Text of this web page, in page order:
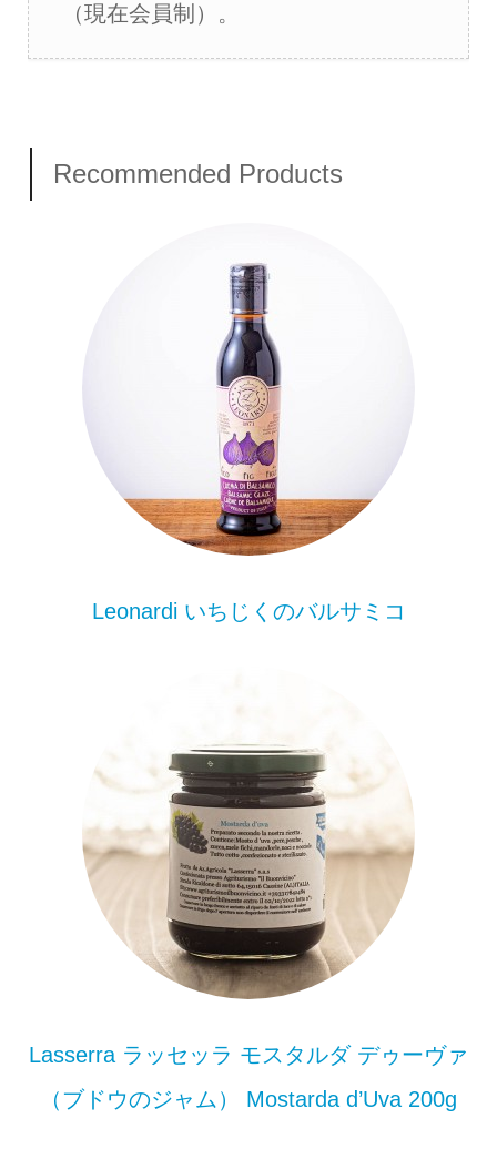
（現在会員制）。
Recommended Products
Leonardi いちじくのバルサミコ
Lasserra ラッセッラ モスタルダ デゥーヴァ
（ブドウのジャム） Mostarda d’Uva 200g